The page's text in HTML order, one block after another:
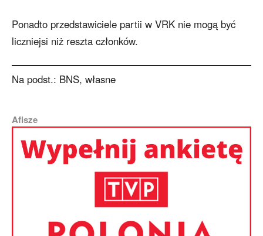
Ponadto przedstawiciele partii w VRK nie mogą być
liczniejsi niż reszta członków.
Na podst.: BNS, własne
Afisze